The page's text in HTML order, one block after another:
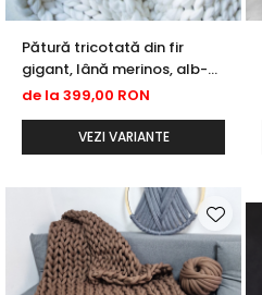
Pătură tricotată din fir
gigant, lână merinos, alb-
ivory
de la 399,00 RON
VEZI VARIANTE